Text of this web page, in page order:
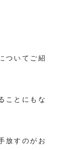
ついてご紹
ことにもな
放すのがお